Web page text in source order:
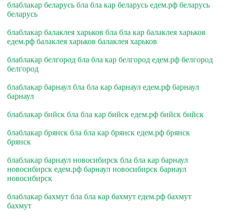
блаблакар беларусь бла бла кар беларусь едем.рф беларусь
беларусь
блаблакар балаклея харьков бла бла кар балаклея харьков
едем.рф балаклея харьков балаклея харьков
блаблакар белгород бла бла кар белгород едем.рф белгород
белгород
блаблакар барнаул бла бла кар барнаул едем.рф барнаул
барнаул
блаблакар бийск бла бла кар бийск едем.рф бийск бийск
блаблакар брянск бла бла кар брянск едем.рф брянск
брянск
блаблакар барнаул новосибирск бла бла кар барнаул
новосибирск едем.рф барнаул новосибирск барнаул
новосибирск
блаблакар бахмут бла бла кар бахмут едем.рф бахмут
бахмут